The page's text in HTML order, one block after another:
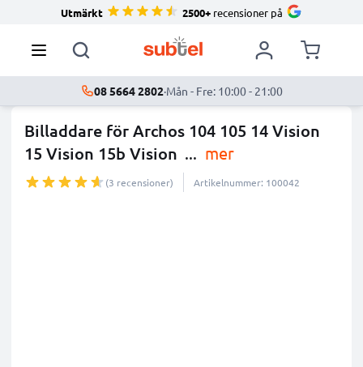
Utmärkt 2500+ recensioner på
08 5664 2802·Mån - Fre: 10:00 - 21:00
Billaddare för Archos 104 105 14 Vision
15 Vision 15b Vision ... mer
(3 recensioner) Artikelnummer: 100042